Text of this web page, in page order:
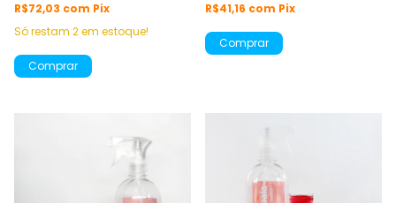
R$72,03 com Pix
Só restam 2em estoque!
Comprar
R$41,16 com Pix
Comprar